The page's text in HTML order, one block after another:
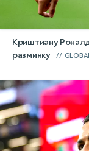
Криштиану
разминку